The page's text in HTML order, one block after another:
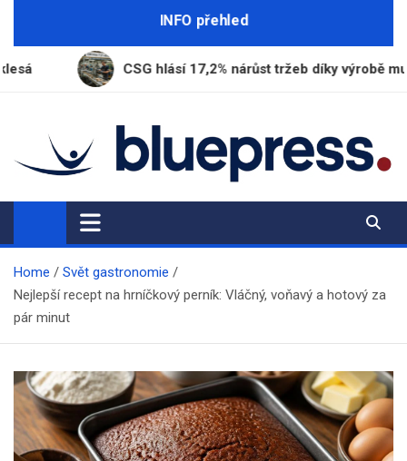
INFO přehled
CSG hlásí 17,2% nárůst tržeb díky výrobě munice
BluePress.cz
Seriózní průvodce moderním životem
Home
Svět gastronomie
Nejlepší recept na hrníčkový perník: Vláčný, voňavý a hotový za
pár minut